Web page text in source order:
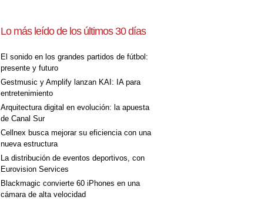
Lo más leído de los últimos 30 días
El sonido en los grandes partidos de fútbol:
presente y futuro
Gestmusic y Amplify lanzan KAI: IA para
entretenimiento
Arquitectura digital en evolución: la apuesta
de Canal Sur
Cellnex busca mejorar su eficiencia con una
nueva estructura
La distribución de eventos deportivos, con
Eurovision Services
Blackmagic convierte 60 iPhones en una
cámara de alta velocidad